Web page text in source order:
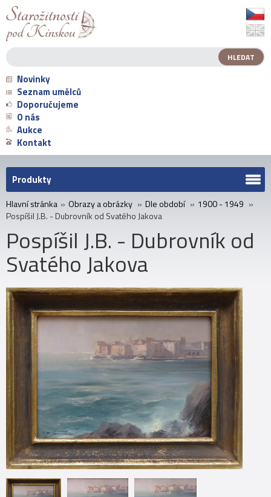
Novinky
Seznam umělců
Doporučujeme
O nás
Aukce
Kontakt
Produkty
Hlavní stránka » Obrazy a obrázky » Dle období » 1900 - 1949 »
Pospíšil J.B. - Dubrovník od Svatého Jakova
Pospíšil J.B. - Dubrovník od
Svatého Jakova